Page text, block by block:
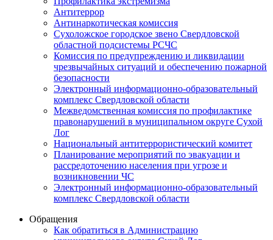
Антитеррор
Антинаркотическая комиссия
Сухоложское городское звено Свердловской
областной подсистемы РСЧС
Комиссия по предупреждению и ликвидации
чрезвычайных ситуаций и обеспечению пожарной
безопасности
Электронный информационно-образовательный
комплекс Cвердловской области
Межведомственная комиссия по профилактике
правонарушений в муниципальном округе Сухой
Лог
Национальный антитеррористический комитет
Планирование мероприятий по эвакуации и
рассредоточению населения при угрозе и
возникновении ЧС
Электронный информационно-образовательный
комплекс Свердловской области
Обращения
Как обратиться в Администрацию